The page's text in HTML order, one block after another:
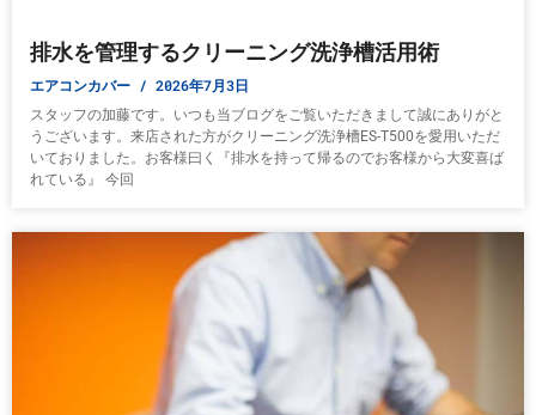
排水を管理するクリーニング洗浄槽活用術
エアコンカバー 2026年7月3日
スタッフの加藤です。いつも当ブログをご覧いただきまして誠にありがと
うございます。来店された方がクリーニング洗浄槽ES-T500を愛用いただ
いておりました。お客様曰く『排水を持って帰るのでお客様から大変喜ば
れている』 今回